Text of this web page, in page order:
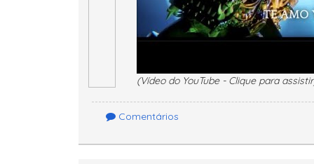
(Vídeo do YouTube - Clique para
Comentários